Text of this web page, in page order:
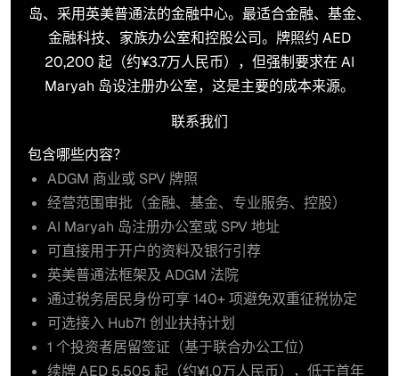
岛、采用英美普通法的金融中心。最适合金融、基金、
金融科技、家族办公室和控股公司。牌照约 AED
20,200 起（约¥3.7万人民币），但强制要求在 Al
Maryah 岛设注册办公室，这是主要的成本来源。
联系我们
包含哪些内容？
ADGM 商业或 SPV 牌照
经营范围审批（金融、基金、专业服务、控股）
Al Maryah 岛注册办公室或 SPV 地址
可直接用于开户的资料及银行引荐
英美普通法框架及 ADGM 法院
通过税务居民身份可享 140+ 项避免双重征税协定
可选接入 Hub71 创业扶持计划
1 个投资者居留签证（基于联合办公工位）
续牌 AED 5,505 起（约¥1.0万人民币），低于首年